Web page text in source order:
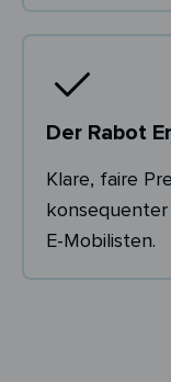
Der Rabot
Klare, faire
E-Mobilisten.